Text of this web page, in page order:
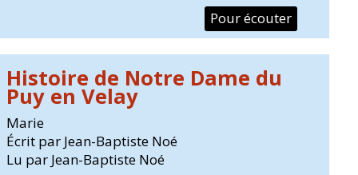
Pour écouter
Histoire de Notre Dame du
Puy en Velay
Marie
Écrit par Jean-Baptiste Noé
Lu par Jean-Baptiste Noé